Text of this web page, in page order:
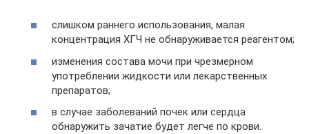
слишком раннего использования, малая
концентрация ХГЧ не обнаруживается реагентом;
изменения состава мочи при чрезмерном
употреблении жидкости или лекарственных
препаратов;
в случае заболеваний почек или сердца
обнаружить зачатие будет легче по крови.